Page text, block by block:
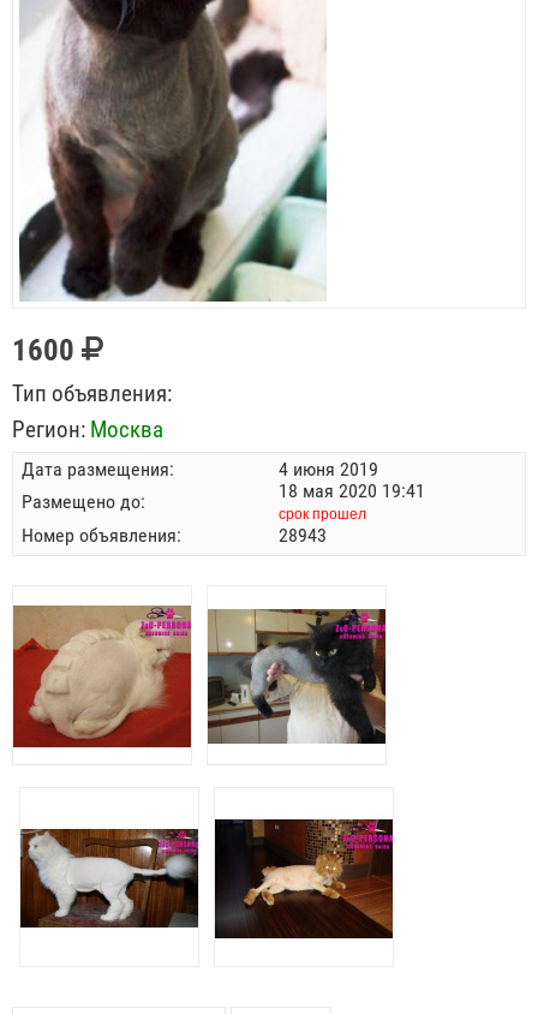
1600
Тип объявления:
Регион: Москва
Дата размещения:
4 июня 2019
Размещено до:
18 мая 2020 19:41
срок прошел
Номер объявления: 28943